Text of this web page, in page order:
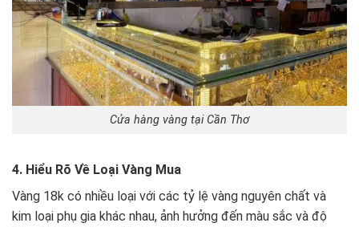
Cửa hàng vàng tại Cần Thơ
4. Hiểu Rõ Về Loại Vàng Mua
Vàng 18k có nhiều loại với các tỷ lệ vàng nguyên chất và
kim loại phụ gia khác nhau, ảnh hưởng đến màu sắc và độ